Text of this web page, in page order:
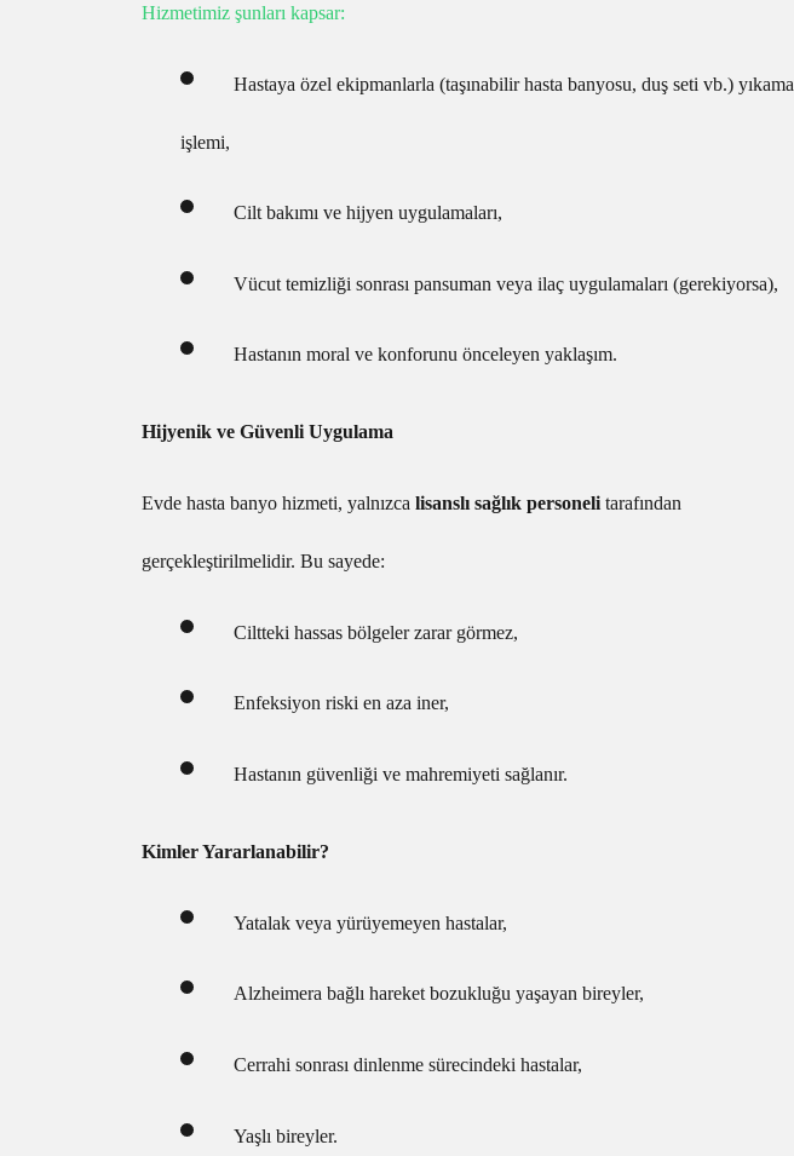
Hizmetimiz şunları kapsar:
Hastaya özel ekipmanlarla (taşınabilir hasta banyosu, duş seti vb.) yıkama
işlemi,
Cilt bakımı ve hijyen uygulamaları,
Vücut temizliği sonrası pansuman veya ilaç uygulamaları (gerekiyorsa),
Hastanın moral ve konforunu önceleyen yaklaşım.
Hijyenik ve Güvenli Uygulama
Evde hasta banyo hizmeti, yalnızca lisanslı sağlık personeli tarafından
gerçekleştirilmelidir. Bu sayede:
Ciltteki hassas bölgeler zarar görmez,
Enfeksiyon riski en aza iner,
Hastanın güvenliği ve mahremiyeti sağlanır.
Kimler Yararlanabilir?
Yatalak veya yürüyemeyen hastalar,
Alzheimera bağlı hareket bozukluğu yaşayan bireyler,
Cerrahi sonrası dinlenme sürecindeki hastalar,
Yaşlı bireyler.